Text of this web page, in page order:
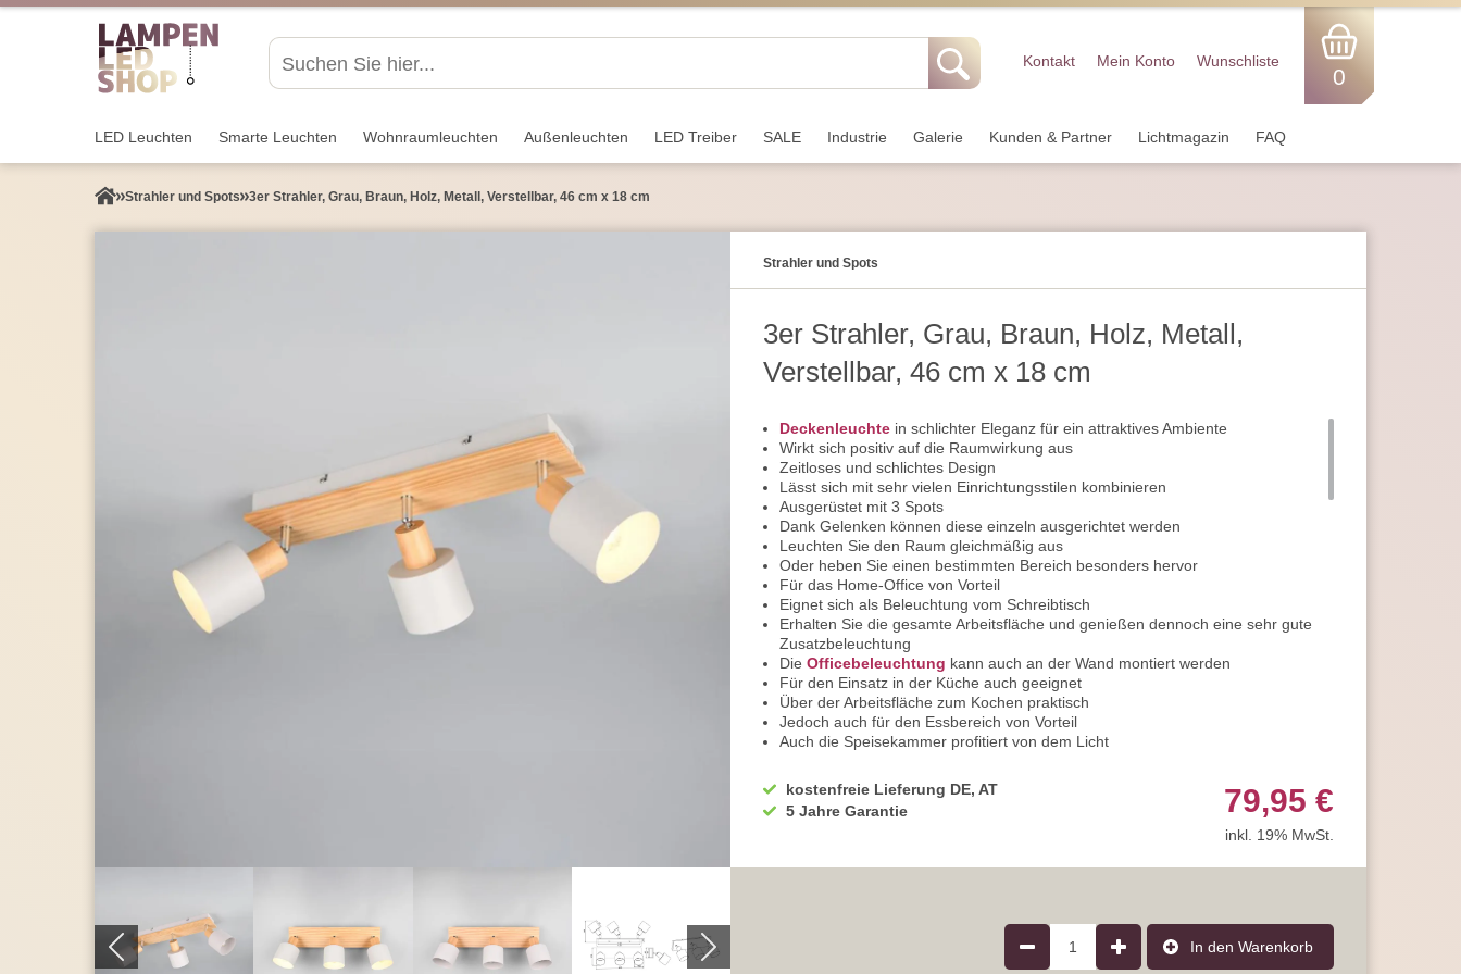
Kontakt Mein Konto Wunschliste
0
LED Leuchten Smarte Leuchten Wohnraum­leuchten Außen­leuchten LED Treiber SALE Industrie Galerie Kunden & Partner Lichtmagazin FAQ
Strahler und Spots 3er Strahler, Grau, Braun, Holz, Metall, Verstellbar, 46 cm x 18 cm
Strahler und Spots
3er Strahler, Grau, Braun, Holz, Metall,
Verstellbar, 46 cm x 18 cm
Deckenleuchte in schlichter Eleganz für ein attraktives Ambiente
Wirkt sich positiv auf die Raumwirkung aus
Zeitloses und schlichtes Design
Lässt sich mit sehr vielen Einrichtungsstilen kombinieren
Ausgerüstet mit 3 Spots
Dank Gelenken können diese einzeln ausgerichtet werden
Leuchten Sie den Raum gleichmäßig aus
Oder heben Sie einen bestimmten Bereich besonders hervor
Für das Home-Office von Vorteil
Eignet sich als Beleuchtung vom Schreibtisch
Erhalten Sie die gesamte Arbeitsfläche und genießen dennoch eine sehr gute
Zusatzbeleuchtung
Die Officebeleuchtung kann auch an der Wand montiert werden
Für den Einsatz in der Küche auch geeignet
Über der Arbeitsfläche zum Kochen praktisch
Jedoch auch für den Essbereich von Vorteil
Auch die Speisekammer profitiert von dem Licht
Bietet sich außerdem für das Schlafzimmer an
Über dem Bett ein praktisches Licht
Als Gästezimmerbeleuchtung genauso passend
Der Allrounder kann auch als Wohnzimmer Wandleuchte verwendet werden
Wählen Sie dadurch zwischen 3 Helligkeitsstufen
kostenfreie Lieferung DE, AT
5 Jahre Garantie
79,95 €
inkl. 19% MwSt.
1 In den Warenkorb